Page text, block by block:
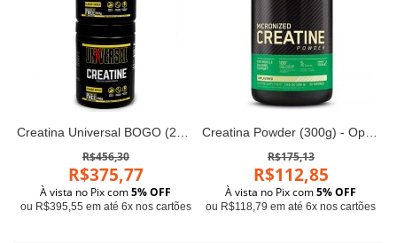
Creatina Universal BOGO (200g+200g)
R$456,30
R$375,77
À vista no Pix com5% OFF
ou R$395,55 em até 6x nos cartões
Creatina Powder (300g) - Optimum
R$175,13
R$112,85
À vista no Pix com5% OFF
ou R$118,79 em até 6x nos cartões